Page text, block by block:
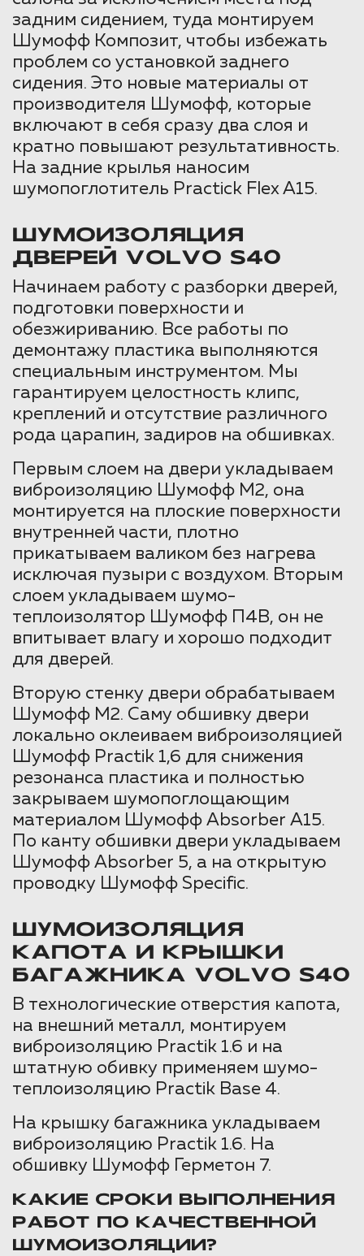
задним сидением, туда монтируем
Шумофф Композит, чтобы избежать
проблем со установкой заднего
сидения. Это новые материалы от
производителя Шумофф, которые
включают в себя сразу два слоя и
кратно повышают результативность.
На задние крылья наносим
шумопоглотитель Practick Flex A15.
ШУМОИЗОЛЯЦИЯ
ДВЕРЕЙ VOLVO S40
Начинаем работу с разборки дверей,
подготовки поверхности и
обезжириванию. Все работы по
демонтажу пластика выполняются
специальным инструментом. Мы
гарантируем целостность клипс,
креплений и отсутствие различного
рода царапин, задиров на обшивках.
Первым слоем на двери укладываем
виброизоляцию Шумофф М2, она
монтируется на плоские поверхности
внутренней части, плотно
прикатываем валиком без нагрева
исключая пузыри с воздухом. Вторым
слоем укладываем шумо-
теплоизолятор Шумофф П4В, он не
впитывает влагу и хорошо подходит
для дверей.
Вторую стенку двери обрабатываем
Шумофф М2. Саму обшивку двери
локально оклеиваем виброизоляцией
Шумофф Practik 1,6 для снижения
резонанса пластика и полностью
закрываем шумопоглощающим
материалом Шумофф Absorber А15.
По канту обшивки двери укладываем
Шумофф Absorber 5, а на открытую
проводку Шумофф Specific.
ШУМОИЗОЛЯЦИЯ
КАПОТА И КРЫШКИ
БАГАЖНИКА VOLVO S40
В технологические отверстия капота,
на внешний металл, монтируем
виброизоляцию Practik 1.6 и на
штатную обивку применяем шумо-
теплоизоляцию Practik Base 4.
На крышку багажника укладываем
виброизоляцию Practik 1.6. На
обшивку Шумофф Герметон 7.
КАКИЕ СРОКИ ВЫПОЛНЕНИЯ
РАБОТ ПО КАЧЕСТВЕННОЙ
ШУМОИЗОЛЯЦИИ?